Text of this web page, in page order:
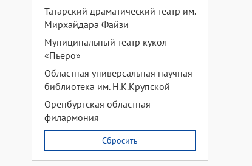
Татарский драматический театр им.
Мирхайдара Файзи
Муниципальный театр кукол
«Пьеро»
Областная универсальная научная
библиотека им. Н.К.Крупской
Оренбургская областная
филармония
Сбросить